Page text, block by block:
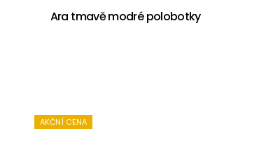
Ara tmavě modré polobotky
AKČNÍ CENA